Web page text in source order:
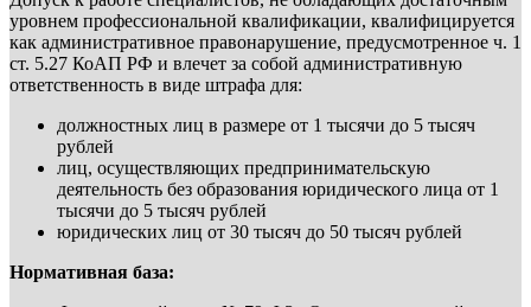
уровнем профессиональной квалификации, квалифицируется
как административное правонарушение, предусмотренное ч. 1
ст. 5.27 КоАП РФ и влечет за собой административную
ответственность в виде штрафа для:
должностных лиц в размере от 1 тысячи до 5 тысяч
рублей
лиц, осуществляющих предпринимательскую
деятельность без образования юридического лица от 1
тысячи до 5 тысяч рублей
юридических лиц от 30 тысяч до 50 тысяч рублей
Нормативная база: